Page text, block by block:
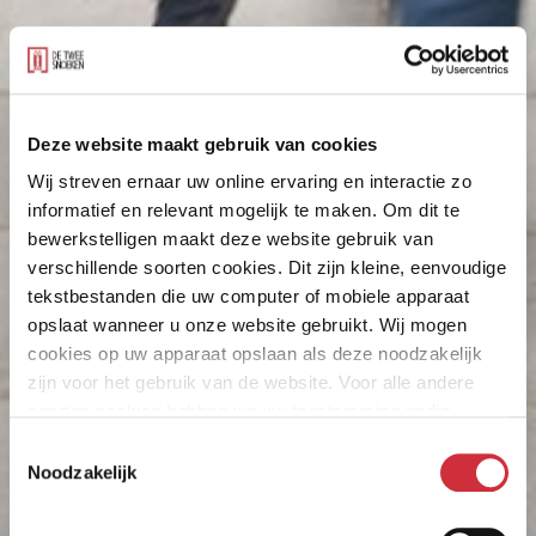
Deze website maakt gebruik van cookies
Wij streven ernaar uw online ervaring en interactie zo
informatief en relevant mogelijk te maken. Om dit te
bewerkstelligen maakt deze website gebruik van
verschillende soorten cookies. Dit zijn kleine, eenvoudige
tekstbestanden die uw computer of mobiele apparaat
opslaat wanneer u onze website gebruikt. Wij mogen
cookies op uw apparaat opslaan als deze noodzakelijk
zijn voor het gebruik van de website. Voor alle andere
Noodzakelijk
Bewaren